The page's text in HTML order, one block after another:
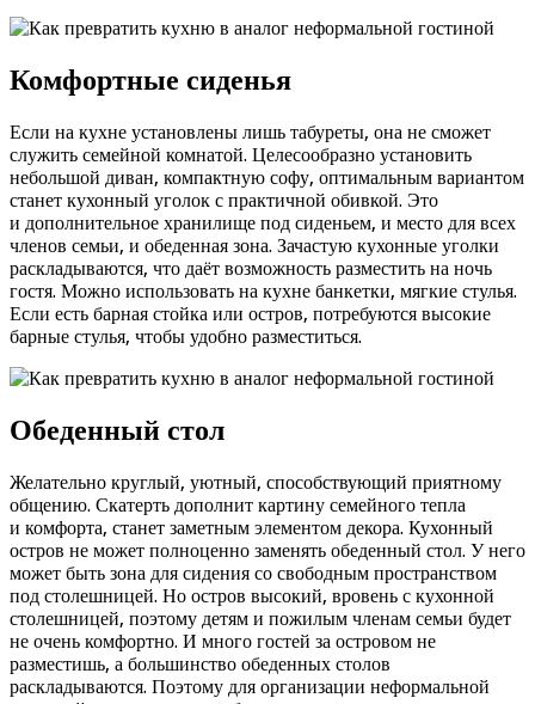
Комфортные сиденья
Если на кухне установлены лишь табуреты, она не сможет
служить семейной комнатой. Целесообразно установить
небольшой диван, компактную софу, оптимальным вариантом
станет кухонный уголок с практичной обивкой. Это
и дополнительное хранилище под сиденьем, и место для всех
членов семьи, и обеденная зона. Зачастую кухонные уголки
раскладываются, что даёт возможность разместить на ночь
гостя. Можно использовать на кухне банкетки, мягкие стулья.
Если есть барная стойка или остров, потребуются высокие
барные стулья, чтобы удобно разместиться.
Обеденный стол
Желательно круглый, уютный, способствующий приятному
общению. Скатерть дополнит картину семейного тепла
и комфорта, станет заметным элементом декора. Кухонный
остров не может полноценно заменять обеденный стол. У него
может быть зона для сидения со свободным пространством
под столешницей. Но остров высокий, вровень с кухонной
столешницей, поэтому детям и пожилым членам семьи будет
не очень комфортно. И много гостей за островом не
разместишь, а большинство обеденных столов
раскладываются. Поэтому для организации неформальной